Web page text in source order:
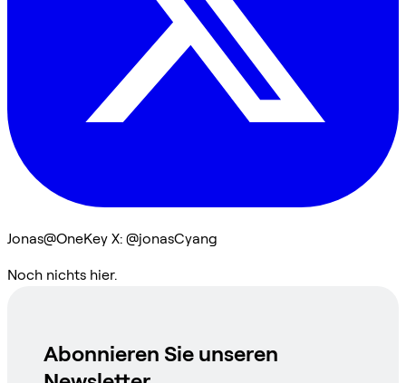
Jonas@OneKey X: @jonasCyang
Noch nichts hier.
Abonnieren Sie unseren